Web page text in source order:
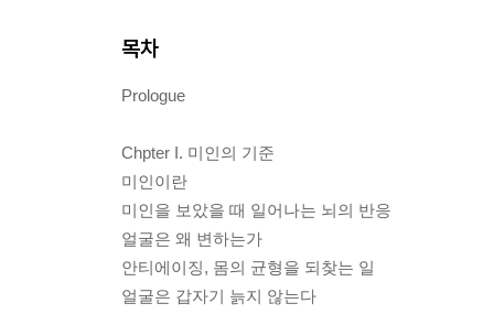
목차
Prologue
Chpter I. 미인의 기준
미인이란
미인을 보았을 때 일어나는 뇌의 반응
얼굴은 왜 변하는가
안티에이징, 몸의 균형을 되찾는 일
얼굴은 갑자기 늙지 않는다